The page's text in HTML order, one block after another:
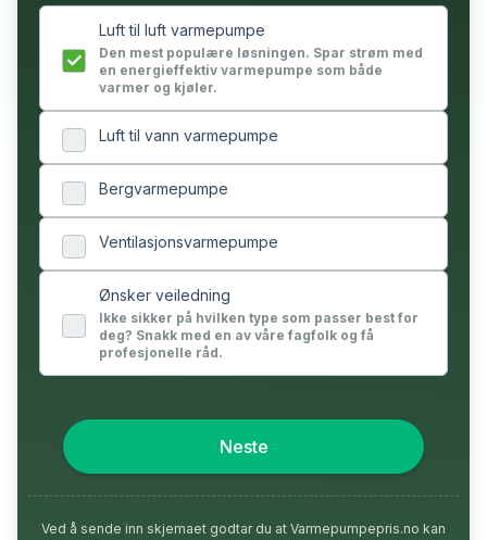
Luft til luft varmepumpe
Den mest populære løsningen. Spar strøm med
en energieffektiv varmepumpe som både
varmer og kjøler.
Luft til vann varmepumpe
Bergvarmepumpe
Ventilasjonsvarmepumpe
Ønsker veiledning
Ikke sikker på hvilken type som passer best for
deg? Snakk med en av våre fagfolk og få
profesjonelle råd.
Neste
Ved å sende inn skjemaet godtar du at Varmepumpepris.no kan